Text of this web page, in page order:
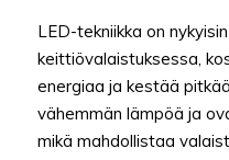
LED-tekniikka on
keittiövalaistuksessa,
energiaa ja kestää
vähemmän lämpöä ja
mikä mahdollistaa